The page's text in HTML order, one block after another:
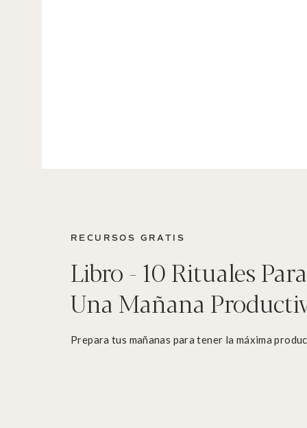
RECURSOS GRATIS
Libro - 10 Rituales Para
Una Mañana
Prepara tus mañanas para tener la máxima